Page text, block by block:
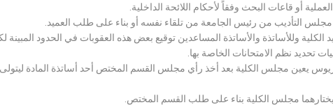
أو قاعات البحث وفقاً لأحكام اللائحة الداخلية.
مجلس التأديب من رئيس الجامعة من تلقاء نفسه أو بناء على طلب العميد.
وللأساتذة والأساتذة المساعدين توقيع بعض هذه العقوبات في الحدود المبينة
تحديد نظم الامتحانات الخاصة بها.
يعين مجلس الكلية بعد أخذ رأي مجلس القسم المختص أحد أساتذة المادة
مجلس الكلية بناء على طلب القسم المختص.